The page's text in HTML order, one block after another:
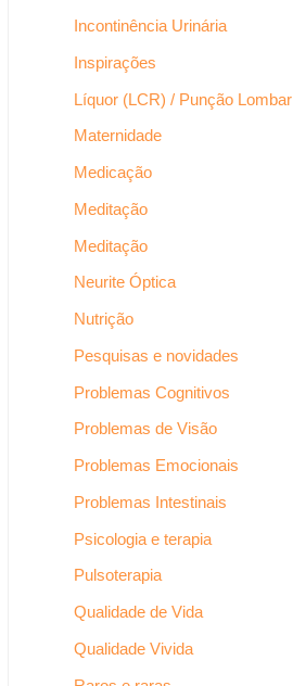
Incontinência Urinária
Inspirações
Líquor (LCR) / Punção Lombar
Maternidade
Medicação
Meditação
Meditação
Neurite Óptica
Nutrição
Pesquisas e novidades
Problemas Cognitivos
Problemas de Visão
Problemas Emocionais
Problemas Intestinais
Psicologia e terapia
Pulsoterapia
Qualidade de Vida
Qualidade Vivida